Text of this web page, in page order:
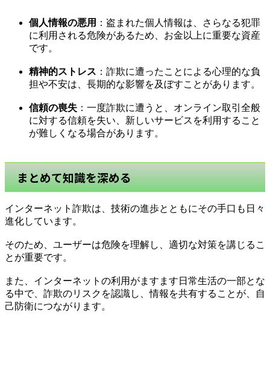
個人情報の悪用 ：盗まれた個人情報は、さらなる犯罪
に利用される危険があるため、お金以上に重要な資産
です。
精神的ストレス ：詐欺に遭ったことによる心理的な負
担や不安は、長期的な影響を及ぼすことがあります。
信頼の喪失 ：一度詐欺に遭うと、オンライン取引全般
に対する信頼を失い、新しいサービスを利用すること
が難しくなる場合があります。
まとめて知識を深める
インターネット詐欺は、技術の進歩とともにその手口も日々
進化しています。
そのため、ユーザーは危険を理解し、適切な対策を講じるこ
とが重要です。
また、インターネットの利用がますます日常生活の一部とな
る中で、詐欺のリスクを認識し、情報を共有することが、自
己防衛につながります。